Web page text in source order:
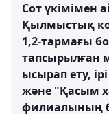
Сот үкімімен
Қылмыстық
1,2-тармағы
тапсырылған
ысырап ету,
және "Қасым
филиалының